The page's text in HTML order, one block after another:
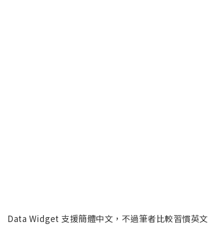
Data Widget 支援簡體中文，不過筆者比較習慣英文